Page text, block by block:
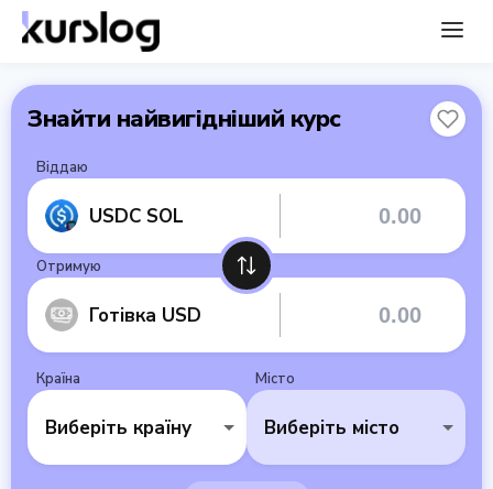
Знайти найвигідніший курс
Віддаю
USDC SOL
Отримую
Готівка USD
Країна
Виберіть країну
Місто
Виберіть місто